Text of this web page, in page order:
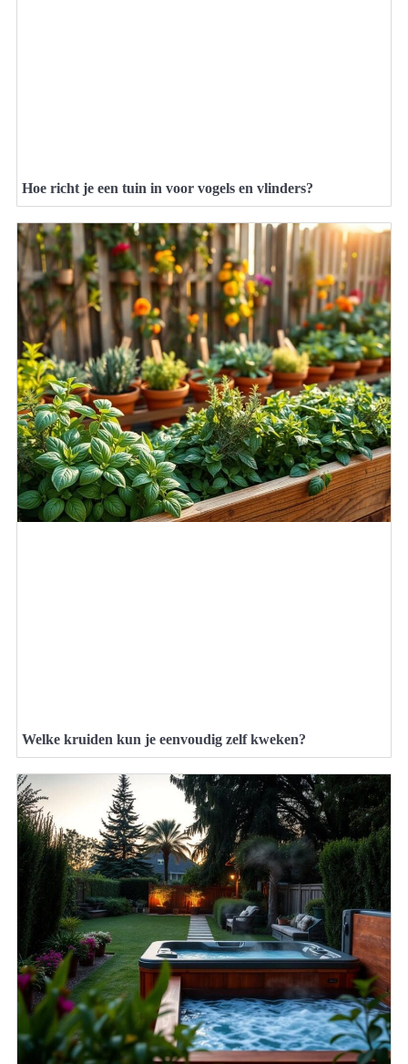
Hoe richt je een tuin in voor vogels en vlinders?
Welke kruiden kun je eenvoudig zelf kweken?